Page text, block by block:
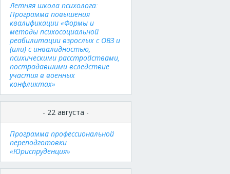
Летняя школа психолога:
Программа повышения
квалификации «Формы и
методы психосоциальной
реабилитации взрослых с ОВЗ и
(или) с инвалидностью,
психическими расстройствами,
пострадавшими вследствие
участия в военных
конфликтах»
- 22 августа -
Программа профессиональной
переподготовки
«Юриспруденция»